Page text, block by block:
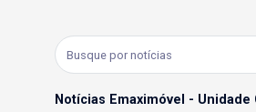
Notícias Emaximóvel - Unidade